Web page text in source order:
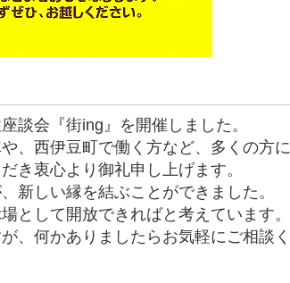
談会『街ing』を開催しました。
、西伊豆町で働く方など、多くの方に
き衷心より御礼申し上げます。
新しい縁を結ぶことができました。
として開放できればと考えています。
、何かありましたらお気軽にご相談く